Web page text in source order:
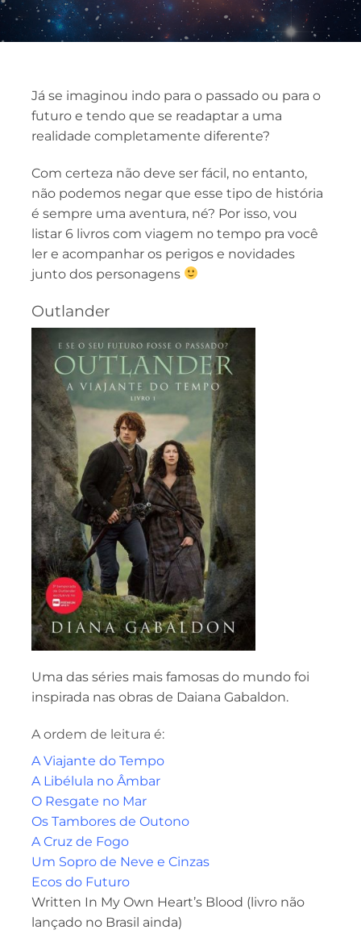
Já se imaginou indo para o passado ou para o
futuro e tendo que se readaptar a uma
realidade completamente diferente?
Com certeza não deve ser fácil, no entanto,
não podemos negar que esse tipo de história
é sempre uma aventura, né? Por isso, vou
listar 6 livros com viagem no tempo pra você
ler e acompanhar os perigos e novidades
junto dos personagens
Outlander
Uma das séries mais famosas do mundo foi
inspirada nas obras de Daiana Gabaldon.
A ordem de leitura é:
A Viajante do Tempo
A Libélula no Âmbar
O Resgate no Mar
Os Tambores de Outono
A Cruz de Fogo
Um Sopro de Neve e Cinzas
Ecos do Futuro
Written In My Own Heart’s Blood (livro não
lançado no Brasil ainda)